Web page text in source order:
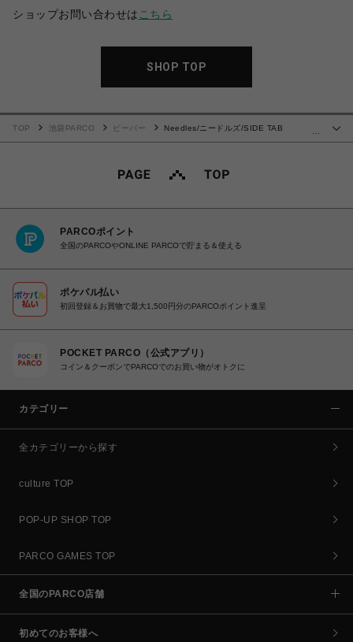
ショップお問い合わせは こちら
SHOP TOP
TOP 池袋PARCO ビーバー
Needles/ニードルズ/SIDE TAB
PARCOポイント
全国のPARCOやONLINE PARCOで貯まる＆使える
ポケパル払い
初回登録＆お買物で最大1,500円分のPARCOポイント進呈
POCKET PARCO（公式アプリ）
コイン＆クーポンでPARCOでのお買い物がオトクに
カテゴリー
全カテゴリーから探す
culture TOP
POP-UP SHOP TOP
PARCO GAMES TOP
全国のPARCO店舗
初めてのお客様へ